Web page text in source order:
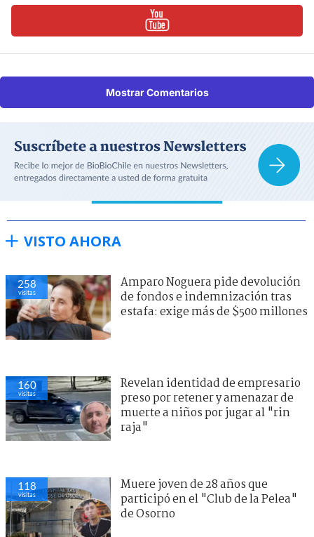
Mostrar Comentarios
VISTO AHORA
258
visitas
Amparo Noguera pide devolución
de fondos e indemnización tras
estafa: exige más de $500 millones
160
visitas
Revelan identidad de empresario
preso por retener y amenazar de
muerte a niños por jugar al "rin
raja"
118
visitas
Muere joven de 28 años que
participó en el "Club de la Pelea"
de Osorno